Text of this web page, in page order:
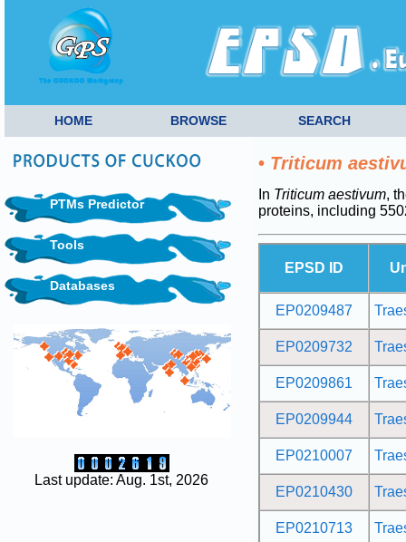
HOME BROWSE SEARCH
PTMs Predictor
Tools
Databases
Last update: Aug. 1st, 2026
• Triticum
In Triticum aestivum,
proteins, including
EPSD ID
EP0209487
EP0209732
EP0209861
EP0209944
EP0210007
EP0210430
EP0210713